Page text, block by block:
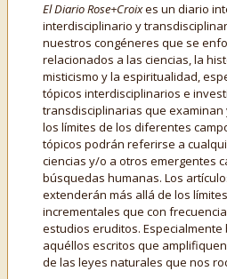
El Diario Rose+Croixes un diario
interdisciplinario y
nuestros congéneres que se
relacionados a las ciencias, la
misticismo y la espiritualidad,
tópicos interdisciplinarios e
transdisciplinarias que examinan
los límites de los diferentes
tópicos podrán referirse a
ciencias y/o a otros emergentes
búsquedas humanas. Los
extenderán más allá de los
incrementales que con
estudios eruditos.
aquéllos escritos que
de las leyes naturales que nos